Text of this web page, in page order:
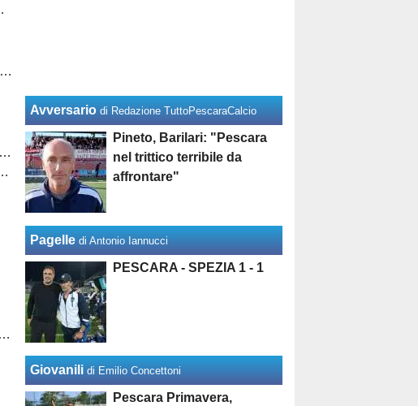
Avversario di Redazione TuttoPescaraCalcio
Pineto, Barilari: "Pescara
nel trittico terribile da
affrontare"
Pagelle di Antonio Iannucci
PESCARA - SPEZIA 1 - 1
Giovanili di Emilio Concettoni
Pescara Primavera,